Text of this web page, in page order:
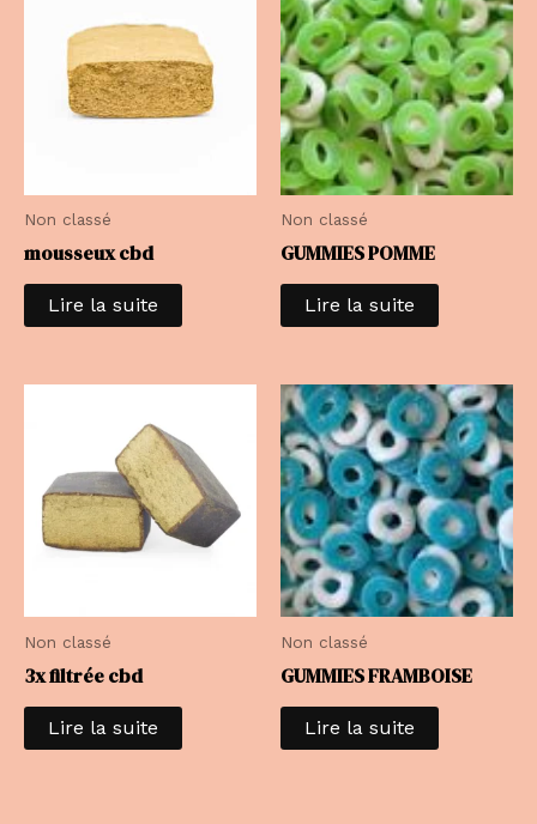
Non classé
mousseux cbd
Lire la suite
Non classé
GUMMIES POMME
Lire la suite
Non classé
3x filtrée cbd
Lire la suite
Non classé
GUMMIES FRAMBOISE
Lire la suite